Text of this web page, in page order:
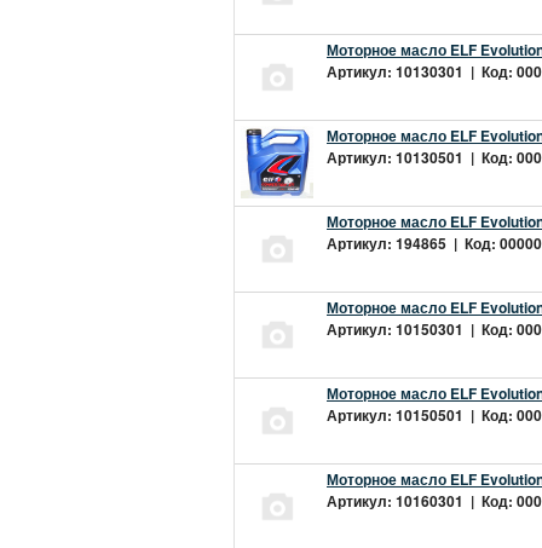
Моторное масло ELF
Артикул: 10130301 | Код:
Моторное масло ELF
Артикул: 10130501 | Код:
Моторное масло ELF
Артикул: 194865 | Код:
Моторное масло ELF
Артикул: 10150301 | Код:
Моторное масло ELF
Артикул: 10150501 | Код:
Моторное масло ELF
Артикул: 10160301 | Код: